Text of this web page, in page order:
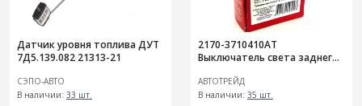
Датчик уровня топлива ДУТ
7Д5.139.082 21313-21
СЭПО-АВТО
В наличии: 33 шт.
2170-3710410АТ
Выключатель света заднего
1332.3768
АВТОТРЕЙД
В наличии: 35 шт.